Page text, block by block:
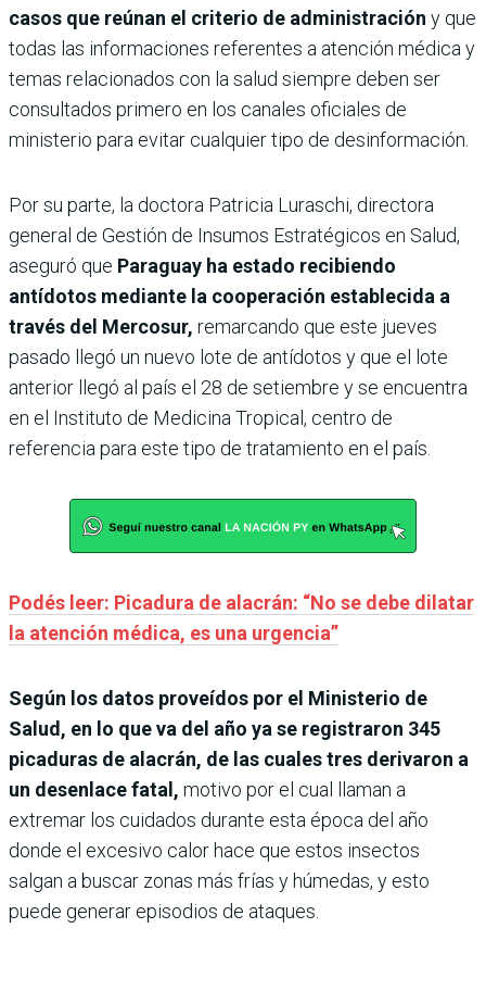
casos que reúnan el criterio de administración y que
todas las informaciones referentes a atención médica y
temas relacionados con la salud siempre deben ser
consultados primero en los canales oficiales de
ministerio para evitar cualquier tipo de desinformación.
Por su parte, la doctora Patricia Luraschi, directora
general de Gestión de Insumos Estratégicos en Salud,
aseguró que Paraguay ha estado recibiendo
antídotos mediante la cooperación establecida a
través del Mercosur, remarcando que este jueves
pasado llegó un nuevo lote de antídotos y que el lote
anterior llegó al país el 28 de setiembre y se encuentra
en el Instituto de Medicina Tropical, centro de
referencia para este tipo de tratamiento en el país.
Podés leer: Picadura de alacrán: “No se debe dilatar
la atención médica, es una urgencia”
Según los datos proveídos por el Ministerio de
Salud, en lo que va del año ya se registraron 345
picaduras de alacrán, de las cuales tres derivaron a
un desenlace fatal, motivo por el cual llaman a
extremar los cuidados durante esta época del año
donde el excesivo calor hace que estos insectos
salgan a buscar zonas más frías y húmedas, y esto
puede generar episodios de ataques.